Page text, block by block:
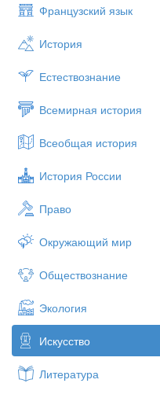
Французский язык
История
Естествознание
Всемирная история
Всеобщая история
История России
Право
Окружающий мир
Обществознание
Экология
Искусство
Литература